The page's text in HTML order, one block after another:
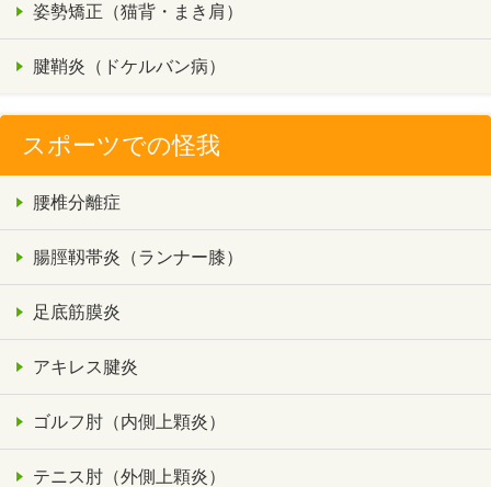
姿勢矯正（猫背・まき肩）
腱鞘炎（ドケルバン病）
スポーツでの怪我
腰椎分離症
腸脛靱帯炎（ランナー膝）
足底筋膜炎
アキレス腱炎
ゴルフ肘（内側上顆炎）
テニス肘（外側上顆炎）